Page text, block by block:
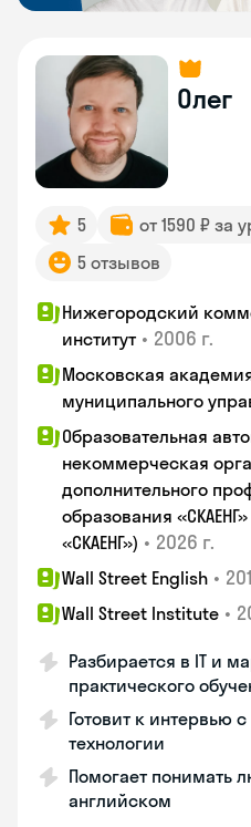
Олег
5 от 1590 ₽ за
5 отзывов
Нижегородский
институт • 2006 г.
Московская
муниципального
Образовательная
некоммерческая
дополнительного
образования
«СКАЕНГ») • 2026 г.
Wall Street English •
Wall Street Institute •
Разбирается в IT и
практического
Готовит к интервью
технологии
Помогает понимать
английском